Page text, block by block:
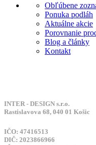
Obľúbene
Ponuka podláh
Aktuálne akcie
Porovnanie
Blog a články
Kontakt
INTER - DESIGN s.r.o.
Rastislavova 68, 040 01 Košic
IČO: 47416513
DIČ: 2023866966